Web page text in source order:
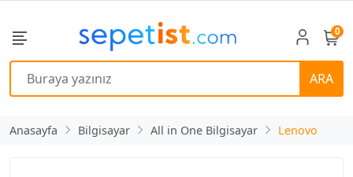
ARA
0
Anasayfa Bilgisayar All in One Bilgisayar Lenovo